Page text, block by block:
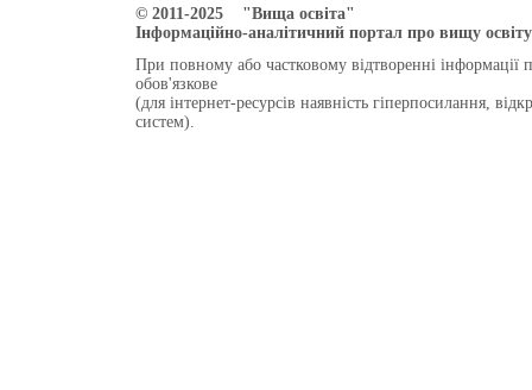
© 2011-2025 "Вища освіта"
Інформаційно-аналітичний портал про вищу
При повному або частковому відтворенні інформації
обов'язкове
(для інтернет-ресурсів наявність гіперпосилання,
систем).